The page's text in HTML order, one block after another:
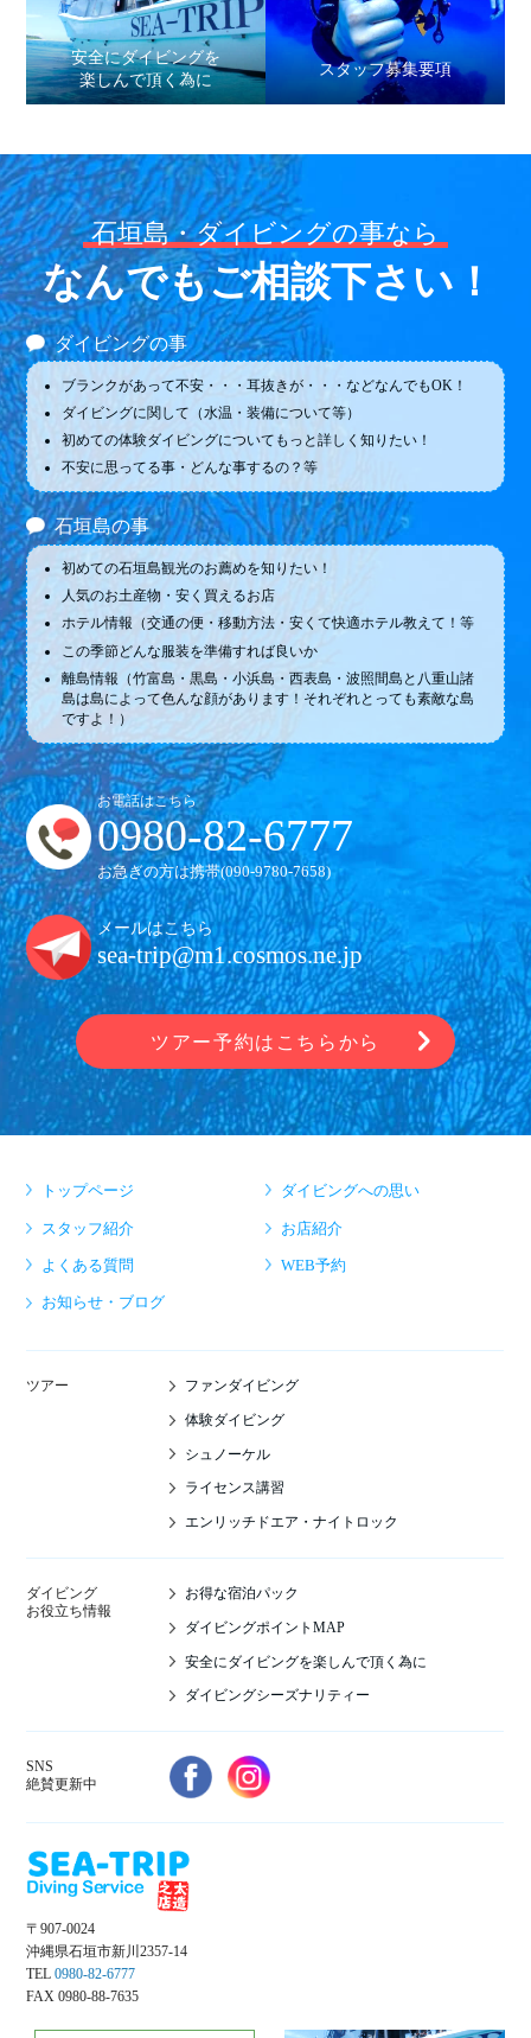
安全にダイビングを
楽しんで頂く為に
スタッフ募集要項
石垣島・ダイビングの事なら
なんでもご相談下さい！
ダイビングの事
ブランクがあって不安・・・耳抜きが・・・などなんでもOK！
ダイビングに関して（水温・装備について等）
初めての体験ダイビングについてもっと詳しく知りたい！
不安に思ってる事・どんな事するの？等
石垣島の事
初めての石垣島観光のお薦めを知りたい！
人気のお土産物・安く買えるお店
ホテル情報（交通の便・移動方法・安くて快適ホテル教えて！等
この季節どんな服装を準備すれば良いか
離島情報（竹富島・黒島・小浜島・西表島・波照間島と八重山諸
島は島によって色んな顔があります！それぞれとっても素敵な島
ですよ！）
お電話はこちら
0980-82-6777
お急ぎの方は携帯(090-9780-7658)
メールはこちら
sea-trip@m1.cosmos.ne.jp
ツアー予約はこちらから
トップページ ダイビングへの思い
スタッフ紹介 お店紹介
よくある質問 WEB予約
お知らせ・ブログ
ツアー ファンダイビング
体験ダイビング
シュノーケル
ライセンス講習
エンリッチドエア・ナイトロック
ダイビング
お役立ち情報
お得な宿泊パック
ダイビングポイントMAP
安全にダイビングを楽しんで頂く為に
ダイビングシーズナリティー
SNS
絶賛更新中
〒907-0024
沖縄県石垣市新川2357-14
TEL 0980-82-6777
FAX 0980-88-7635